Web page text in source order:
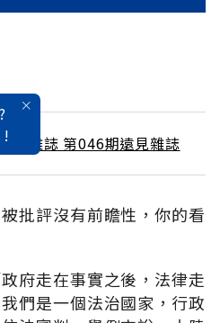
!號雜誌 第046期遠見雜誌
批評沒有前瞻性，你的看
府走在事實之後，法律走
們是一個法治國家，行政